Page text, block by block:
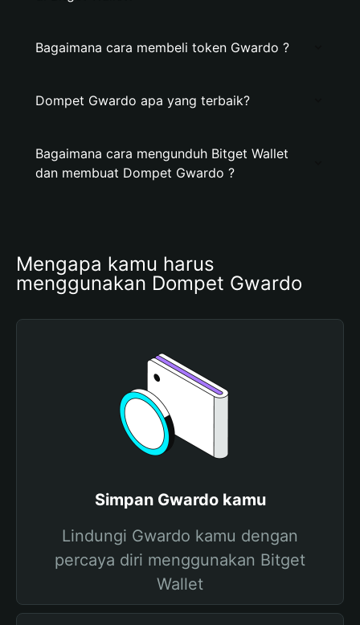
Bagaimana cara membeli token Gwardo ?
Dompet Gwardo apa yang terbaik?
Bagaimana cara mengunduh Bitget Wallet
dan membuat Dompet Gwardo ?
Mengapa kamu harus
menggunakan Dompet Gwardo
Simpan Gwardo kamu
Lindungi Gwardo kamu dengan
percaya diri menggunakan Bitget
Wallet